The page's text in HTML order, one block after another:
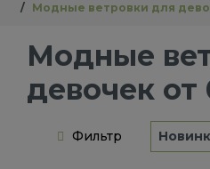
Модные ветровки для
Модные
девочек от
Фильтр